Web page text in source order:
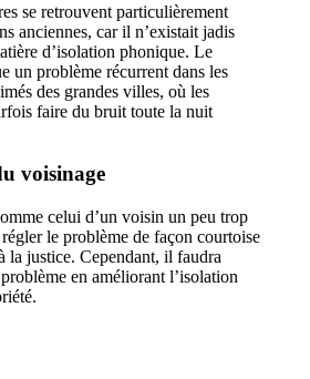
se retrouvent particulièrement
anciennes, car il n’existait jadis
d’isolation phonique. Le
un problème récurrent dans les
des grandes villes, où les
faire du bruit toute la nuit
voisinage
celui d’un voisin un peu trop
le problème de façon courtoise
la justice. Cependant, il faudra
en améliorant l’isolation